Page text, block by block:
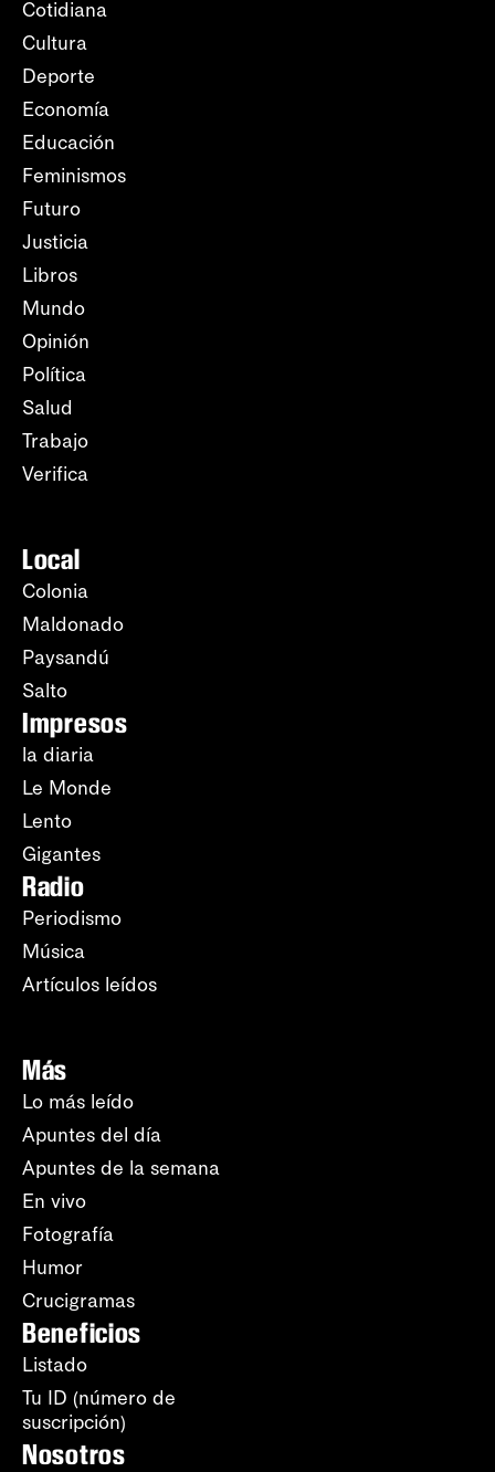
Cotidiana
Cultura
Deporte
Economía
Educación
Feminismos
Futuro
Justicia
Libros
Mundo
Opinión
Política
Salud
Trabajo
Verifica
Local
Colonia
Maldonado
Paysandú
Salto
Impresos
la diaria
Le Monde
Lento
Gigantes
Radio
Periodismo
Música
Artículos leídos
Más
Lo más leído
Apuntes del día
Apuntes de la semana
En vivo
Fotografía
Humor
Crucigramas
Beneficios
Listado
Tu ID (número de
suscripción)
Nosotros